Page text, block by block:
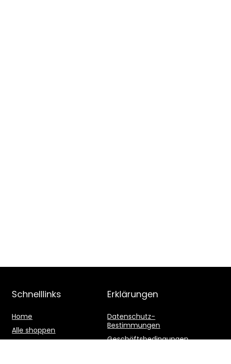
Schnelllinks
Home
Alle shoppen
Erklärungen
Datenschutz-
Bestimmungen
Geschäftsbedingungen